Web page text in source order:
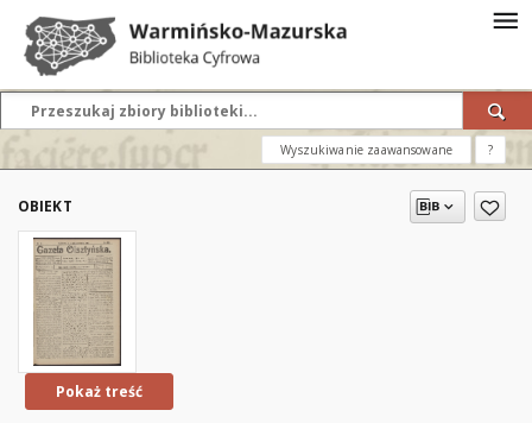
Wyszukiwanie zaawansowane ?
OBIEKT
Pokaż treść